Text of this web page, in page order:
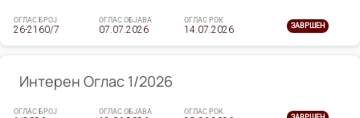
ОГЛАС БРОЈ
26-2160/7
ОГЛАС ОБЈАВА
07.07.2026
ОГЛАС РОК
14.07.2026 ЗАВРШЕН
Интерен Оглас 1/2026
ОГЛАС БРОЈ ОГЛАС ОБЈАВА ОГЛАС РОК